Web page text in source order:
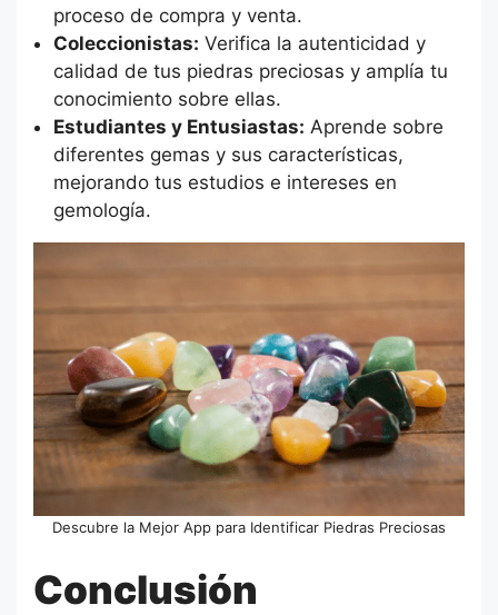
proceso de compra y venta.
Coleccionistas: Verifica la autenticidad y
calidad de tus piedras preciosas y amplía tu
conocimiento sobre ellas.
Estudiantes y Entusiastas: Aprende sobre
diferentes gemas y sus características,
mejorando tus estudios e intereses en
gemología.
Descubre la Mejor App para Identificar Piedras Preciosas
Conclusión